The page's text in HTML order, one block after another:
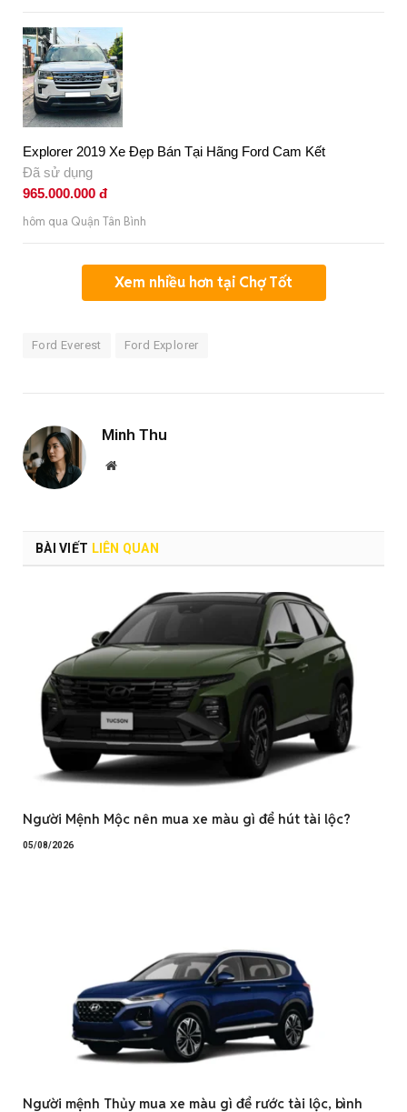
Explorer 2019 Xe Đẹp Bán Tại Hãng Ford Cam Kết
Đã sử dụng
965.000.000 đ
hôm qua Quận Tân Bình
Xem nhiều hơn tại Chợ Tốt
Ford Everest Ford Explorer
Minh Thu
Website
BÀI VIẾT LIÊN QUAN
Người Mệnh Mộc nên mua xe màu gì để hút tài lộc?
05/08/2026
Người mệnh Thủy mua xe màu gì để rước tài lộc, bình